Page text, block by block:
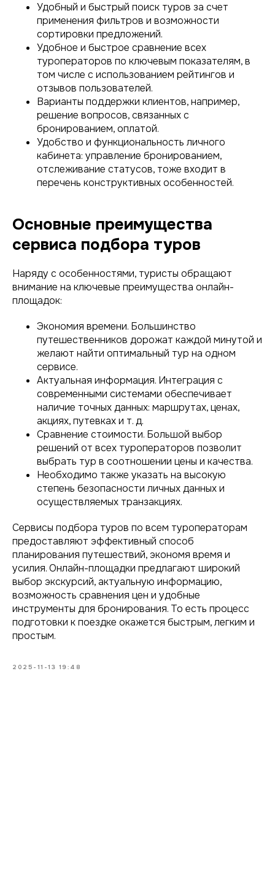
Удобный и быстрый поиск туров за счет
применения фильтров и возможности
сортировки предложений.
Удобное и быстрое сравнение всех
туроператоров по ключевым показателям, в
том числе с использованием рейтингов и
отзывов пользователей.
Варианты поддержки клиентов, например,
решение вопросов, связанных с
бронированием, оплатой.
Удобство и функциональность личного
кабинета: управление бронированием,
отслеживание статусов, тоже входит в
перечень конструктивных особенностей.
Основные преимущества
сервиса подбора туров
Наряду с особенностями, туристы обращают
внимание на ключевые преимущества онлайн-
площадок:
Экономия времени. Большинство
путешественников дорожат каждой минутой и
желают найти оптимальный тур на одном
сервисе.
Актуальная информация. Интеграция с
современными системами обеспечивает
наличие точных данных: маршрутах, ценах,
акциях, путевках и т. д.
Сравнение стоимости. Большой выбор
решений от всех туроператоров позволит
выбрать тур в соотношении цены и качества.
Необходимо также указать на высокую
степень безопасности личных данных и
осуществляемых транзакциях.
Сервисы подбора туров по всем туроператорам
предоставляют эффективный способ
планирования путешествий, экономя время и
усилия. Онлайн-площадки предлагают широкий
выбор экскурсий, актуальную информацию,
возможность сравнения цен и удобные
инструменты для бронирования. То есть процесс
подготовки к поездке окажется быстрым, легким и
простым.
2025-11-13 19:48